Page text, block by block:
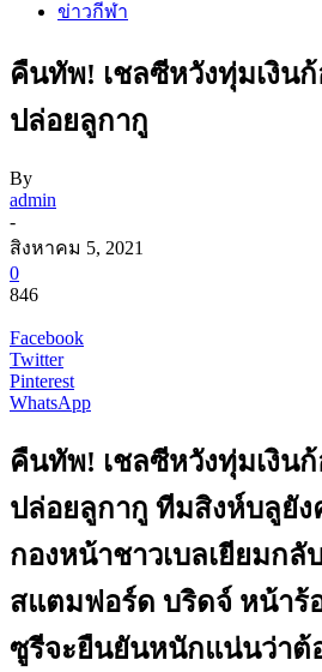
ข่าวกีฬา
คืนทัพ! เชลซีหวังทุ่มเงิน
ปล่อยลูกากู
By
admin
-
สิงหาคม 5, 2021
0
846
Facebook
Twitter
Pinterest
WhatsApp
คืนทัพ! เชลซีหวังทุ่มเงิน
ปล่อยลูกากู ทีมสิงห์บลูยัง
กองหน้าชาวเบลเยียมกลั
สแตมฟอร์ด บริดจ์ หน้าร้
ซูรีจะยืนยันหนักแน่นว่าต้